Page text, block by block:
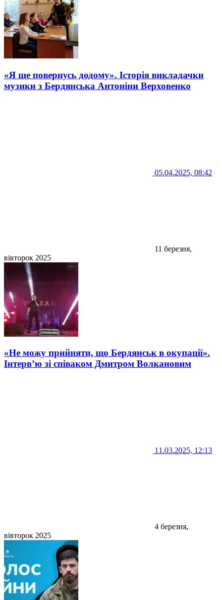
«Я ще повернусь додому». Історія викладачки
музики з Бердянська Антоніни Верховенко
05.04.2025, 08:42
11 березня,
вівторок 2025
«Не можу прийняти, що Бердянськ в окупації».
Інтерв’ю зі співаком Дмитром Волкановим
11.03.2025, 12:13
4 березня,
вівторок 2025